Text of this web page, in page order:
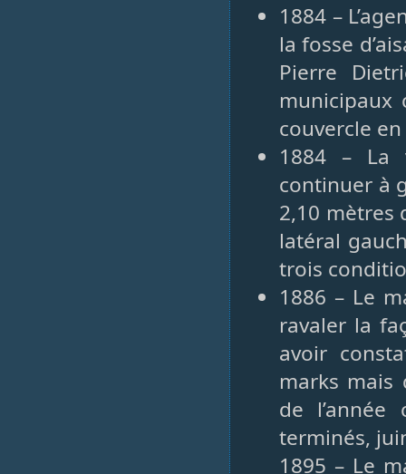
1884 –
la fosse
Pierre
municipaux
couvercle
1884 – La
continuer à
2,10 mètres
latéral
trois
1886 – Le
ravaler la
avoir
marks mais
de l’année
terminés,
1895 – Le